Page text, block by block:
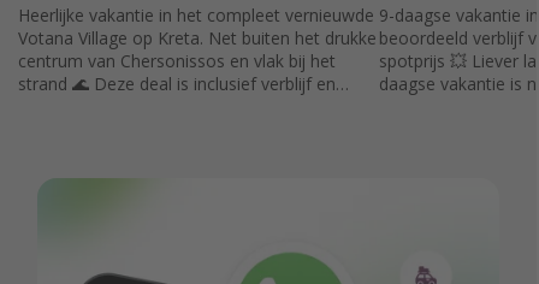
Disneyland Parijs
Strandvakantie in Italië
Strandvakantie in Nederland
Heerlijke vakantie in het compleet vernieuwde
Votana Village op Kreta. Net buiten het drukke
centrum van Chersonissos en vlak bij het
strand 🌊 Deze deal is inclusief verblijf en
9-daagse vakantie
beoordeeld verblijf
spotprijs 💥 Liever
daagse vakantie is